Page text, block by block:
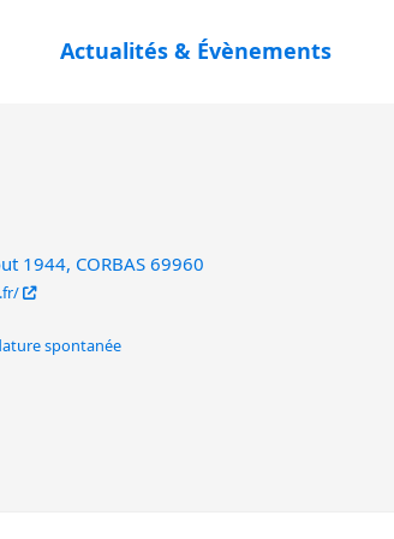
Actualités & Évènements
1944, CORBAS 69960
spontanée